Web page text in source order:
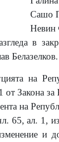
Сашо
Невин
в
Белазелков.
на
от Закона
на
65, ал. 1,
и